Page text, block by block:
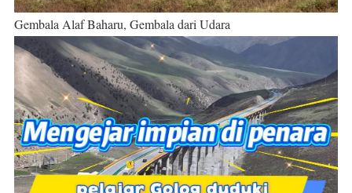
Gembala Alaf Baharu, Gembala dari Udara